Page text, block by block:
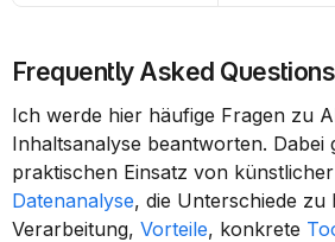
Frequently Asked Questions
Ich werde hier häufige Fragen zu
Inhaltsanalyse beantworten. Dabei
Datenanalyse, die Unterschiede
Verarbeitung, Vorteile, konkrete